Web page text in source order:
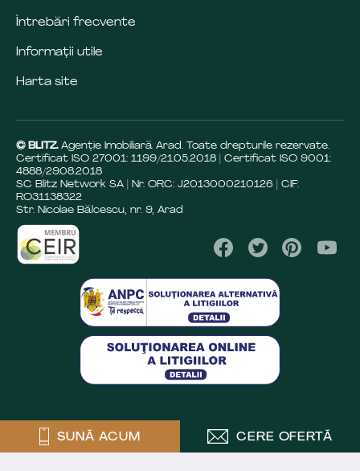
SUNĂ ACUM CERE OFERTĂ
Întrebări frecvente
Informații utile
Harta site
© BLITZ. Agenție Imobiliară Arad. Toate drepturile rezervate.
Certificat ISO 27001: 1199/21.05.2018 | Certificat ISO 9001:
4888/29.08.2018
SC Blitz Network SA | Nr. ORC: J2013000210126 | CIF:
RO31138322
Str. Nicolae Bălcescu, nr. 9, Arad